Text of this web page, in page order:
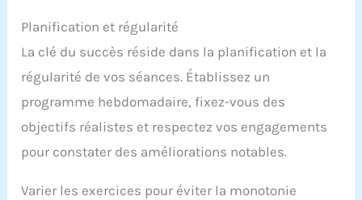
Planification et régularité
La clé du succès réside dans la planification et la
régularité de vos séances. Établissez un
programme hebdomadaire, fixez-vous des
objectifs réalistes et respectez vos engagements
pour constater des améliorations notables.
Varier les exercices pour éviter la monotonie